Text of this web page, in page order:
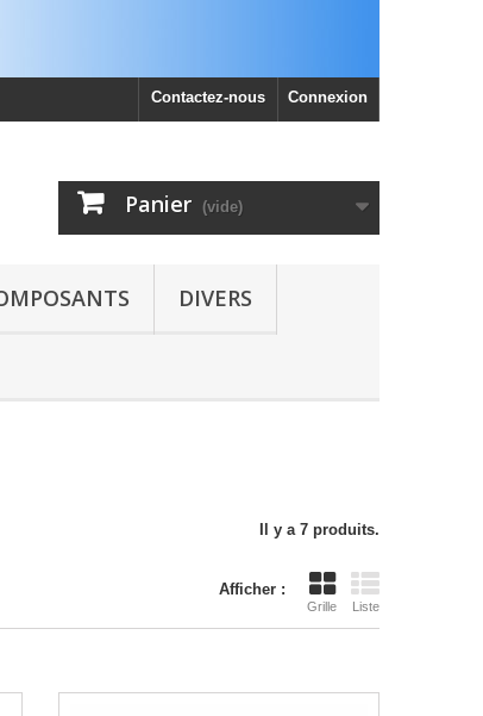
Connexion
Contactez-nous
Panier (vide)
DIVERS
Il y a 7 produits.
Afficher :
Grille Liste